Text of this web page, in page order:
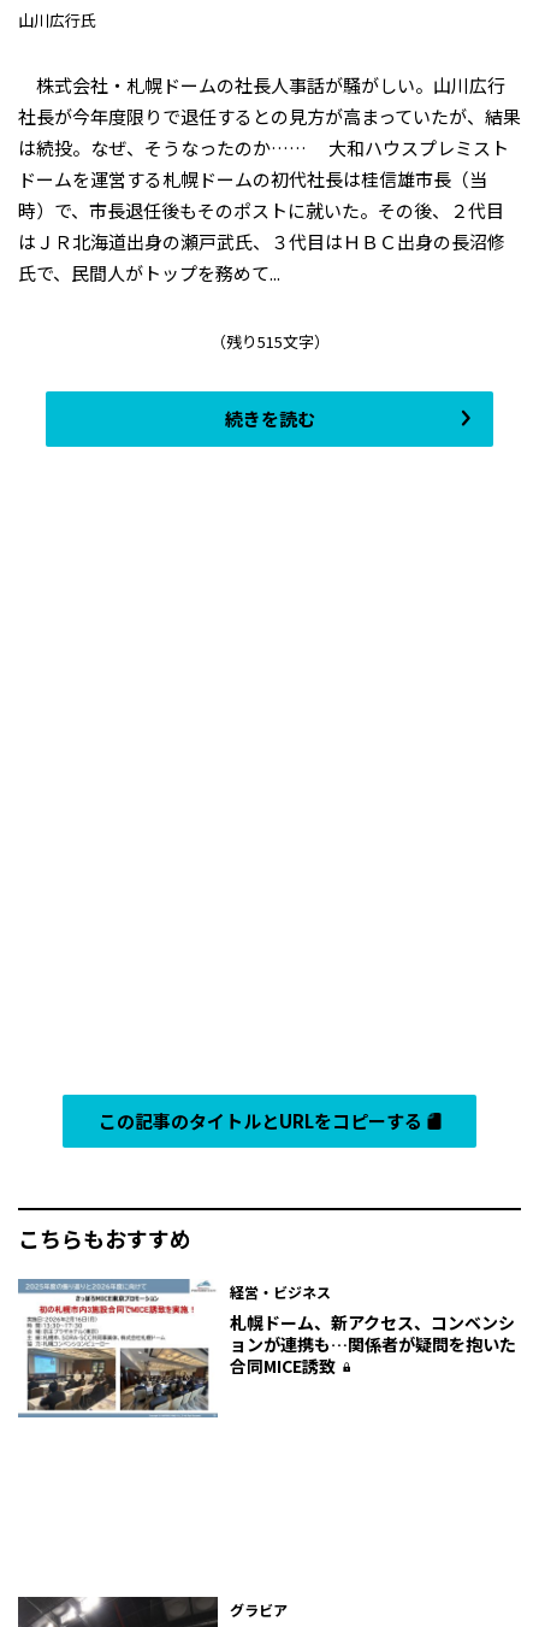
山川広行氏
株式会社・札幌ドームの社長人事話が騒がしい。山川広行
社長が今年度限りで退任するとの見方が高まっていたが、結果
は続投。なぜ、そうなったのか…… 大和ハウスプレミスト
ドームを運営する札幌ドームの初代社長は桂信雄市長（当
時）で、市長退任後もそのポストに就いた。その後、２代目
はＪＲ北海道出身の瀬戸武氏、３代目はＨＢＣ出身の長沼修
氏で、民間人がトップを務めて...
（残り515文字）
続きを読む
この記事のタイトルとURLをコピーする
こちらもおすすめ
経営・ビジネス
札幌ドーム、新アクセス、コンベンシ
ョンが連携も…関係者が疑問を抱いた
合同MICE誘致
グラビア